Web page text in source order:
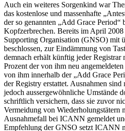
Auch ein weiteres Sorgenkind war
das kostenlose und massenhafte
der so genannten „Add Grace Period“
Kopfzerbrechen. Bereits im April 2008
Supporting Organisation (GNSO) mit
beschlossen, zur Eindämmung von
demnach erhält künftig jeder Registrar
Prozent der von ihm neu
von ihm innerhalb der „Add Grace
der Registry erstattet. Ausnahmen
jedoch aussergewöhnliche Umstände
schriftlich versichern, dass sie zuvor
Vermeidung von Wiederholungstätern
Ausnahmefall bei ICANN gemeldet
Empfehlung der GNSO setzt ICANN